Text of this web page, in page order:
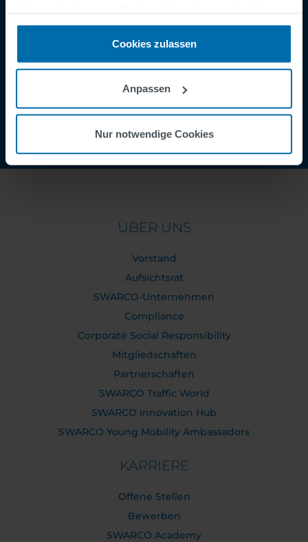
gesammelt haben.
Cookies zulassen
Anpassen
Nur notwendige Cookies
Speak Up Channel
Kontakt
Order Tracking
ÜBER UNS
Vorstand
Aufsichtsrat
SWARCO-Unternehmen
Compliance
Corporate Social Responsibility
Mitgliedschaften
Partnerschaften
SWARCO Traffic World
SWARCO Innovation Hub
SWARCO Young Mobility Ambassadors
KARRIERE
Offene Stellen
Bewerben
SWARCO Academy